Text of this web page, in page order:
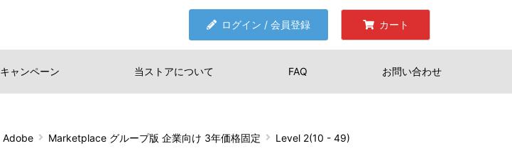
ログイン / 会員登録 カート
キャンペーン 当ストアについて FAQ お問い合わせ
Adobe Marketplace グループ版 企業向け 3年価格固定 Level 2(10 - 49)